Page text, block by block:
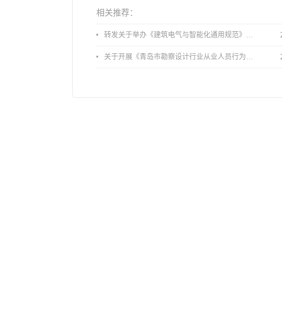
相关推荐：
转发关于举办《建筑电气与智能化通用规范》 GB55024-2022公益宣贯的通知
关于开展《青岛市勘察设计行业从业人员行为导则》、《青岛市住宅工程设计审查品质提升指引（2026版）》宣贯活动的通知